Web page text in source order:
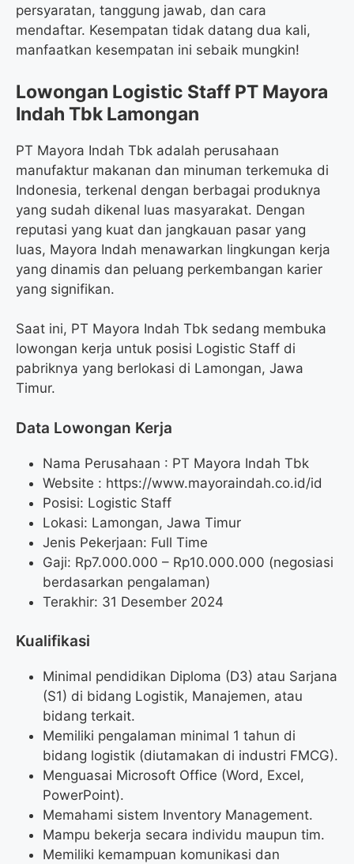
persyaratan, tanggung jawab, dan cara
mendaftar. Kesempatan tidak datang dua kali,
manfaatkan kesempatan ini sebaik mungkin!
Lowongan Logistic Staff PT Mayora
Indah Tbk Lamongan
PT Mayora Indah Tbk adalah perusahaan
manufaktur makanan dan minuman terkemuka di
Indonesia, terkenal dengan berbagai produknya
yang sudah dikenal luas masyarakat. Dengan
reputasi yang kuat dan jangkauan pasar yang
luas, Mayora Indah menawarkan lingkungan kerja
yang dinamis dan peluang perkembangan karier
yang signifikan.
Saat ini, PT Mayora Indah Tbk sedang membuka
lowongan kerja untuk posisi Logistic Staff di
pabriknya yang berlokasi di Lamongan, Jawa
Timur.
Data Lowongan Kerja
Nama Perusahaan : PT Mayora Indah Tbk
Website : https://www.mayoraindah.co.id/id
Posisi: Logistic Staff
Lokasi: Lamongan, Jawa Timur
Jenis Pekerjaan: Full Time
Gaji: Rp7.000.000 – Rp10.000.000 (negosiasi
berdasarkan pengalaman)
Terakhir: 31 Desember 2024
Kualifikasi
Minimal pendidikan Diploma (D3) atau Sarjana
(S1) di bidang Logistik, Manajemen, atau
bidang terkait.
Memiliki pengalaman minimal 1 tahun di
bidang logistik (diutamakan di industri FMCG).
Menguasai Microsoft Office (Word, Excel,
PowerPoint).
Memahami sistem Inventory Management.
Mampu bekerja secara individu maupun tim.
Memiliki kemampuan komunikasi dan